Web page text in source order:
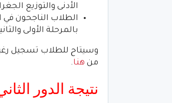
الأدنى والتوزيع
بالمرحلة الأولى
وسيتاح للطلاب تسجيل
من هنا.
نتيجة الدور